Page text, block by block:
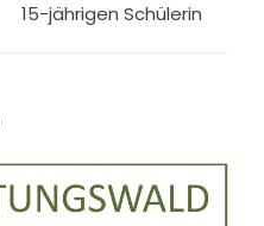
15-jährigen Schülerin